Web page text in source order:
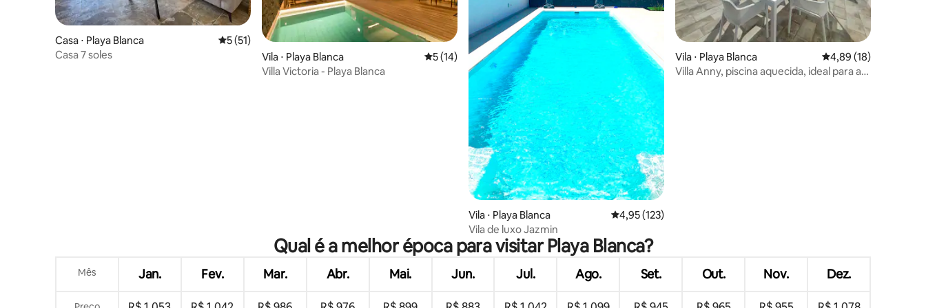
Casa ⋅ Playa Blanca 5 de uma avaliação média de 5, 51 avaliações
5 (51)
Casa 7 soles
Vila ⋅ Playa Blanca 5 de uma avaliação média de 5, 14 avaliações
5 (14)
Villa Victoria - Playa Blanca
Vila ⋅ Playa Blanca 4,95 de uma avaliação média de 5, 123 avaliações
4,95 (123)
Vila de luxo Jazmin
Vila ⋅ Playa Blanca 4,89 de uma
4,89 (18)
Villa Anny, piscina aquecida, ideal para a
Qual é a melhor época para visitar Playa Blanca?
Mês Jan. Fev. Mar. Abr. Mai. Jun. Jul. Ago. Set. Out. Nov. Dez.